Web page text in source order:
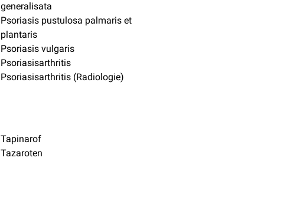
generalisata
Psoriasis pustulosa palmaris et
plantaris
Psoriasis vulgaris
Psoriasisarthritis
Psoriasisarthritis (Radiologie)
Tapinarof
Tazaroten